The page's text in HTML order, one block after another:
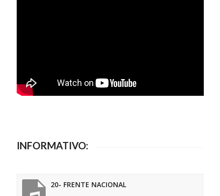
INFORMATIVO:
20- FRENTE NACIONAL